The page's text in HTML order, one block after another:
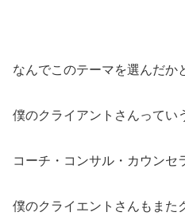
なんでこのテーマを選んだか
僕のクライアントさんってい
コーチ・コンサル・カウンセ
僕のクライエントさんもまた